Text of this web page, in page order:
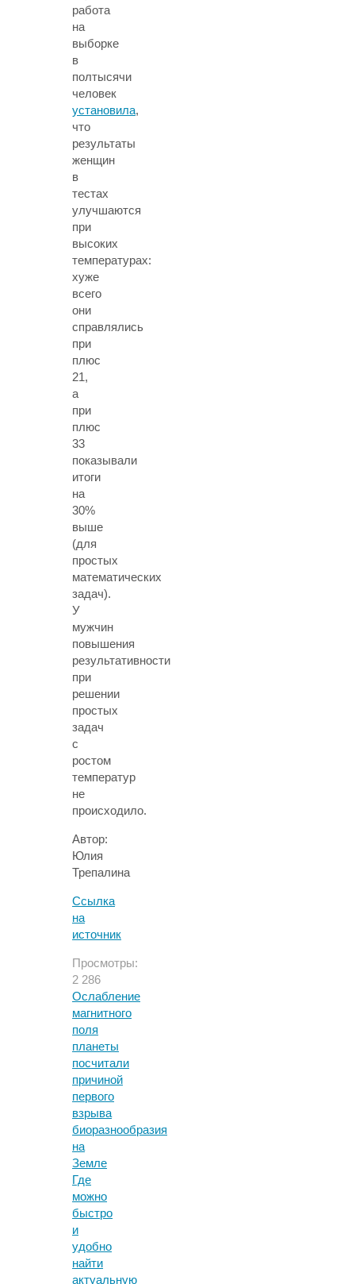
работа
на
выборке
в
полтысячи
человек
установила,
что
результаты
женщин
в
тестах
улучшаются
при
высоких
температурах:
хуже
всего
они
справлялись
при
плюс
21,
а
при
плюс
33
показывали
итоги
на
30%
выше
(для
простых
математических
задач).
У
мужчин
повышения
результативности
при
решении
простых
задач
с
ростом
температур
не
происходило.
Автор:
Юлия
Трепалина
Ссылка
на
источник
Просмотры:
2 286
Ослабление
магнитного
поля
планеты
посчитали
причиной
первого
взрыва
биоразнообразия
на
Земле
Где
можно
быстро
и
удобно
найти
актуальную